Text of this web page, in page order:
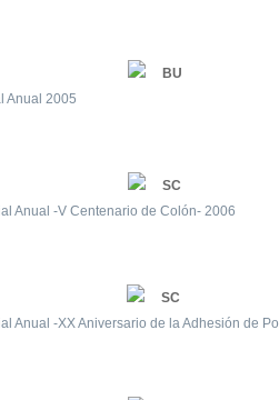
BU
Anual 2005
SC
Anual -V Centenario de Colón- 2006
SC
Anual -XX Aniversario de la Adhesión de